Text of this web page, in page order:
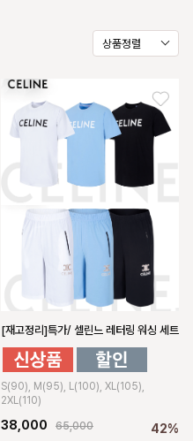
상품정렬
[재고정리]특가/ 셀린느 레터링 워싱 세트
S(90), M(95), L(100), XL(105),
2XL(110)
38,000 65,000 42%